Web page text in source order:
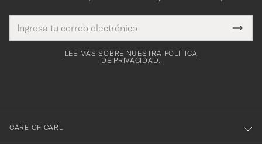
de
correo
Este
es
¡Gracias
por
suscribirte
boletín!
LEE MÁS SOBRE NUESTRA POLÍTICA
DE PRIVACIDAD.
CARE OF CARL